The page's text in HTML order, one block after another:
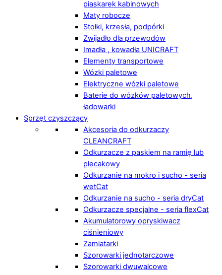
piaskarek kabinowych
Maty robocze
Stołki, krzesła, podpórki
Zwijadło dla przewodów
Imadła , kowadła UNICRAFT
Elementy transportowe
Wózki paletowe
Elektryczne wózki paletowe
Baterie do wózków paletowych,
ładowarki
Sprzęt czyszczący
Akcesoria do odkurzaczy
CLEANCRAFT
Odkurzacze z paskiem na ramię lub
plecakowy
Odkurzanie na mokro i sucho - seria
wetCat
Odkurzanie na sucho - seria dryCat
Odkurzacze specjalne - seria flexCat
Akumulatorowy opryskiwacz
ciśnieniowy
Zamiatarki
Szorowarki jednotarczowe
Szorowarki dwuwalcowe